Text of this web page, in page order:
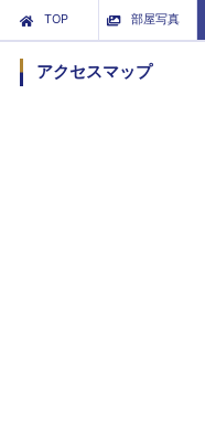
TOP 部屋写真
アクセスマップ